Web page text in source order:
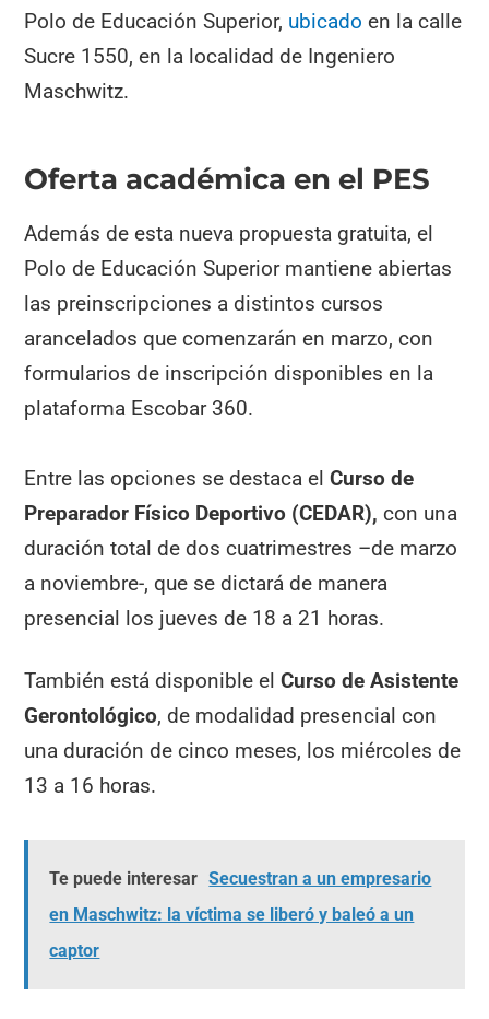
Polo de Educación Superior, ubicado en la calle
Sucre 1550, en la localidad de Ingeniero
Maschwitz.
Oferta académica en el PES
Además de esta nueva propuesta gratuita, el
Polo de Educación Superior mantiene abiertas
las preinscripciones a distintos cursos
arancelados que comenzarán en marzo, con
formularios de inscripción disponibles en la
plataforma Escobar 360.
Entre las opciones se destaca elCurso de
Preparador Físico Deportivo (CEDAR), con una
duración total de dos cuatrimestres –de marzo
a noviembre-, que se dictará de manera
presencial los jueves de 18 a 21 horas.
También está disponible elCurso de Asistente
Gerontológico, de modalidad presencial con
una duración de cinco meses, los miércoles de
13 a 16 horas.
Te puede interesar Secuestran a un empresario
en Maschwitz: la víctima se liberó y baleó a un
captor